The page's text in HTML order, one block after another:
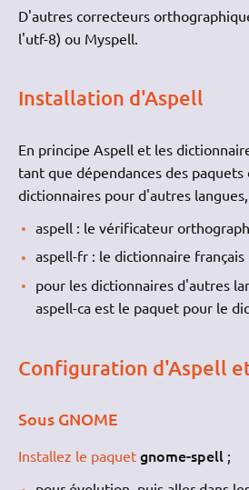
D'autres correcteurs
l'utf-8) ou Myspell.
Installation d'Aspell
En principe Aspell et les
tant que dépendances des
dictionnaires pour d'autres
aspell : le vérificateur
aspell-fr : le dictionnaire
pour les dictionnaires d'autres
aspell-ca est le paquet pour le
Configuration d'Aspell
Sous GNOME
Installez le paquet gnome-spell ;